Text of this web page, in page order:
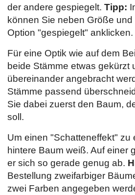
der andere gespiegelt. Tipp:
können Sie neben Größe
Option "gespiegelt" anklicken.
Für eine Optik wie auf dem
beide Stämme etwas gekürzt
übereinander angebracht
Stämme passend
Sie dabei zuerst den Baum,
soll.
Um einen "Schatteneffekt" zu
hintere Baum weiß. Auf einer
er sich so gerade genug ab.
Bestellung zweifarbiger
zwei Farben angegeben